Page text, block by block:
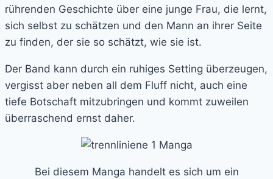
rührenden Geschichte über eine junge Frau, die lernt,
sich selbst zu schätzen und den Mann an ihrer Seite
zu finden, der sie so schätzt, wie sie ist.
Der Band kann durch ein ruhiges Setting überzeugen,
vergisst aber neben all dem Fluff nicht, auch eine
tiefe Botschaft mitzubringen und kommt zuweilen
überraschend ernst daher.
Bei diesem Manga handelt es sich um ein